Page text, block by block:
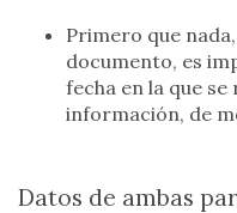
Primero que
documento, es
fecha en la que
información, de
Datos de ambas